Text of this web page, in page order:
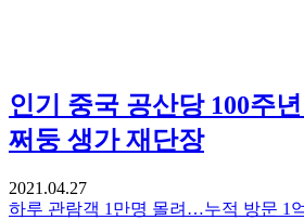
인기
중국 공산당 100주
쩌둥 생가 재단장
2021.04.27
하루 관람객 1만명 몰려…누적 방문 1